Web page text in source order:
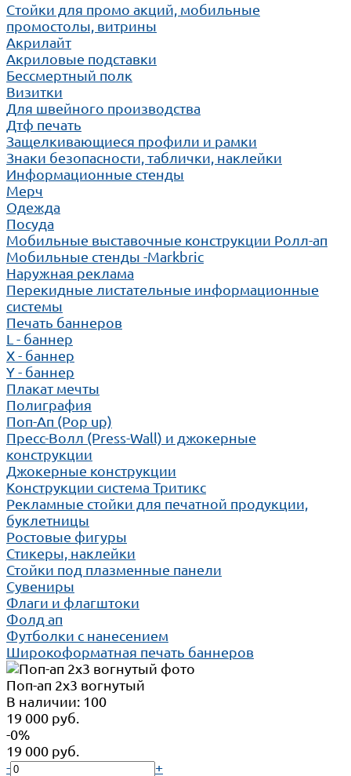
Cтойки для промо акций, мобильные
промостолы, витрины
Акрилайт
Акриловые подставки
Бессмертный полк
Визитки
Для швейного производства
Дтф печать
Защелкивающиеся профили и рамки
Знаки безопасности, таблички, наклейки
Информационные стенды
Мерч
Одежда
Посуда
Мобильные выставочные конструкции Ролл-ап
Мобильные стенды -Markbric
Наружная реклама
Перекидные листательные информационные
системы
Печать баннеров
L - баннер
X - баннер
Y - баннер
Плакат мечты
Полиграфия
Поп-Ап (Pop up)
Пресс-Волл (Press-Wall) и джокерные
конструкции
Джокерные конструкции
Конструкции система Тритикс
Рекламные стойки для печатной продукции,
буклетницы
Ростовые фигуры
Стикеры, наклейки
Стойки под плазменные панели
Сувениры
Флаги и флагштоки
Фолд ап
Футболки с нанесением
Широкоформатная печать баннеров
Поп-ап 2x3 вогнутый
В наличии: 100
19 000 руб.
-0%
19 000 руб.
-
+